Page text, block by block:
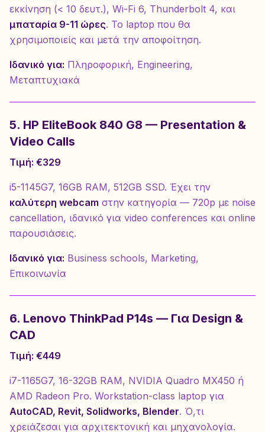
εκκίνηση (< 10 δευτ.), Wi-Fi 6, Thunderbolt 4, και
μπαταρία 9-11 ώρες. Το laptop που θα
χρησιμοποιείς και μετά την αποφοίτηση.
Ιδανικό για: Πληροφορική, Engineering,
Μεταπτυχιακά
5. HP EliteBook 840 G8 — Presentation &
Video Calls
Τιμή: €329
i5-1145G7, 16GB RAM, 512GB SSD. Έχει την
καλύτερη webcam στην κατηγορία — 720p με noise
cancellation, ιδανικό για video conferences και online
παρουσιάσεις.
Ιδανικό για: Business schools, Marketing,
Επικοινωνία
6. Lenovo ThinkPad P14s — Για Design &
CAD
Τιμή: €449
i7-1165G7, 16-32GB RAM, NVIDIA Quadro MX450 ή
AMD Radeon Pro. Workstation-class laptop για
AutoCAD, Revit, Solidworks, Blender. Ό,τι
χρειάζεσαι για αρχιτεκτονική και μηχανολογία.